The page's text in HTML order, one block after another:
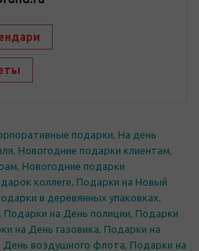
подарки, На день
, Новогодние подарки клиентам,
, Новогодние подарки
коллеге, Подарки на Новый
в деревянных упаковках,
, Подарки на День полиции, Подарки
на День газовика, Подарки на
День воздушного флота, Подарки на